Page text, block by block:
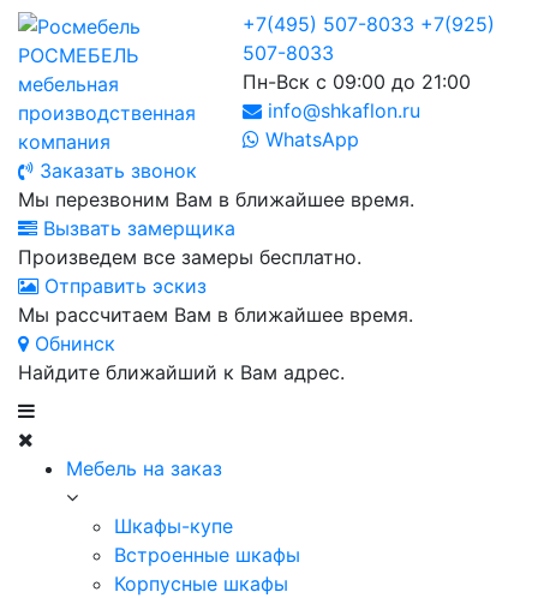
РОСМЕБЕЛЬ
мебельная
производственная
компания
+7(495) 507-8033 +7(925)
507-8033
Пн-Вск с 09:00 до 21:00
info@shkaflon.ru
WhatsApp
Заказать звонок
Мы перезвоним Вам в ближайшее время.
Вызвать замерщика
Произведем все замеры бесплатно.
Отправить эскиз
Мы рассчитаем Вам в ближайшее время.
Обнинск
Найдите ближайший к Вам адрес.
Мебель на заказ
Шкафы-купе
Встроенные шкафы
Корпусные шкафы